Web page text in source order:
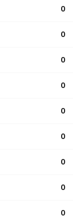
0
0
0
0
0
0
0
0
0